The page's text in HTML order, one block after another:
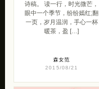
诗稿。 读一行，时光微芒，
眼中一个季节，纷纷嫣红;翻
一页，岁月温润，手心一杯
暖茶，盈 […]
森女范
2015/08/21